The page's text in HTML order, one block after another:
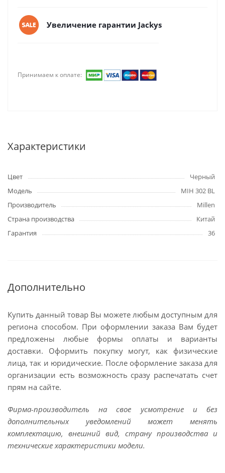
Увеличение гарантии Jackys
Принимаем к оплате:
Характеристики
Цвет
Черный
Модель
MIH 302 BL
Производитель
Millen
Страна производства
Китай
Гарантия
36
Дополнительно
Купить данный товар Вы можете любым доступным для
региона способом. При оформлении заказа Вам будет
предложены любые формы оплаты и варианты
доставки. Оформить покупку могут, как физические
лица, так и юридические. После оформление заказа для
организации есть возможность сразу распечатать счет
прям на сайте.
Фирма-производитель на свое усмотрение и без
дополнительных уведомлений может менять
комплектацию, внешний вид, страну производства и
технические характеристики модели.